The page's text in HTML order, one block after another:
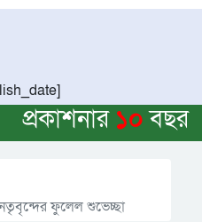
প্রকাশনার ১০বছর
ফুলেল শুভেচ্ছা